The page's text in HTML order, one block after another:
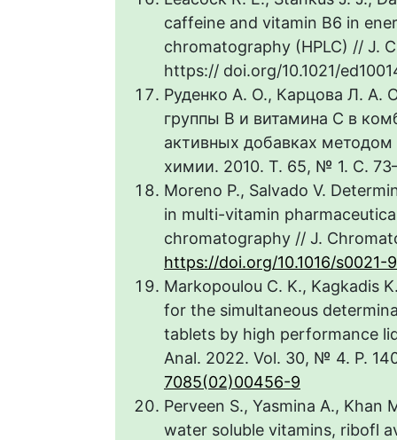
caffeine and vitamin B6 in
chromatography (HPLC) // J.
https:// doi.org/10.1021/
Руденко А. О., Карцова Л. А.
группы В и витамина С в
активных добавках
химии. 2010. Т. 65, № 1. С.
Moreno P., Salvado V.
in multi-vitamin
chromatography // J.
https://doi.org/10.1016/s0021-
Markopoulou C. K., Kagkadis
for the simultaneous
tablets by high performance
Anal. 2022. Vol. 30, № 4. P.
7085(02)00456-9
Perveen S., Yasmina A.,
water soluble vitamins, ribofl